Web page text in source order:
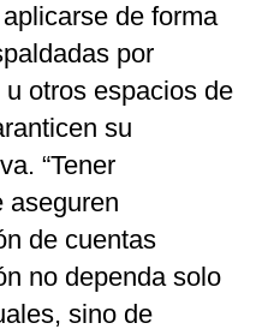
de forma
por
otros espacios de
su
“Tener
aseguren
de cuentas
no dependa solo
sino de